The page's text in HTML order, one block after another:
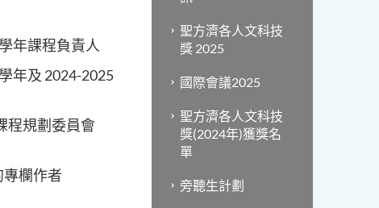
年課程負責人
年及 2024-2025
程規劃委員會
專欄作者
聖方濟各人文科技
獎 2025
國際會議2025
聖方濟各人文科技
獎(2024年)獲獎名
單
旁聽生計劃